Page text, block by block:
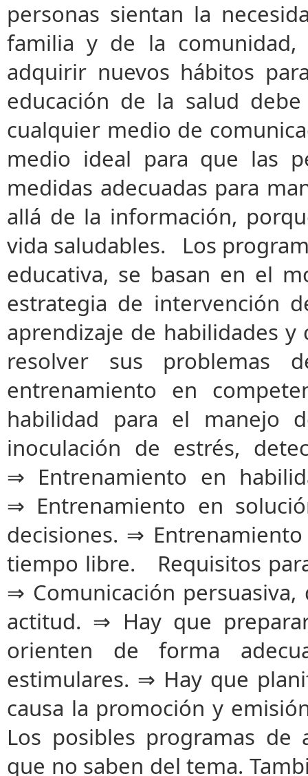
personas sientan la
familia y de la
adquirir nuevos hábitos
educación de la salud
cualquier medio de
medio ideal para que las
medidas adecuadas para
allá de la información,
vida saludables. Los
educativa, se basan en el
estrategia de intervención
aprendizaje de habilidades
resolver sus problemas
entrenamiento en
habilidad para el manejo
inoculación de estrés,
⇒ Entrenamiento en
⇒ Entrenamiento en
decisiones. ⇒
tiempo libre. Requisitos
⇒ Comunicación
actitud. ⇒ Hay que
orienten de forma
estimulares. ⇒ Hay que
causa la promoción y
Los posibles programas de
que no saben del tema.